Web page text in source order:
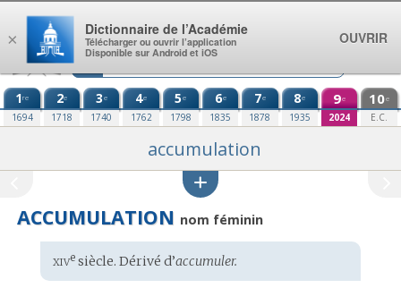
Aller au contenu
1re
1694
2e
1718
3e
1740
4e
1762
5e
1798
6e
1835
7e
1878
8e
1935
9e
2024
10e
E.C.
accumulation
ACCUMULATION nom féminin
Étymologie
:
xivesiècle. Dérivé d’accumuler.
×
Dictionnaire de l’Académie
Télécharger ou ouvrir l’application
Disponible sur Android et iOS
OUVRIR